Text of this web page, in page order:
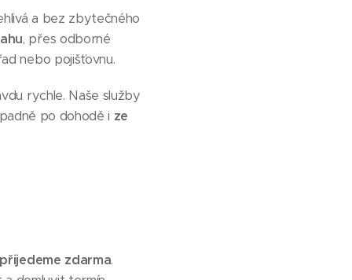
a bez zbytečného
, přes odborné
nebo pojišťovnu.
rychle. Naše služby
po dohodě i ze
přijedeme zdarma.